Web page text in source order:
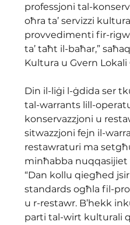
professjoni tal-
oħra ta’ servizzi
provvedimenti fir-
ta’ taħt il-baħar,”
Kultura u Gvern
Din il-liġi l-ġdida ser
tal-warrants lill-
konservazzjoni u
sitwazzjoni fejn il-
restawraturi ma
minħabba nuqqasijiet
“Dan kollu qiegħed
standards ogħla fil-
u r-restawr. B’hekk
parti tal-wirt kulturali